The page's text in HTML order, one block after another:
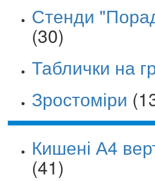
Стенди
(30)
Таблички на
Зростоміри
Кишені А4
(41)